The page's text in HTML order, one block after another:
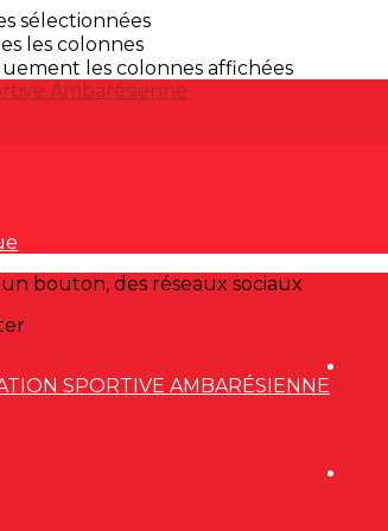
sélectionnées
les colonnes
les colonnes affichées
bouton, des réseaux sociaux